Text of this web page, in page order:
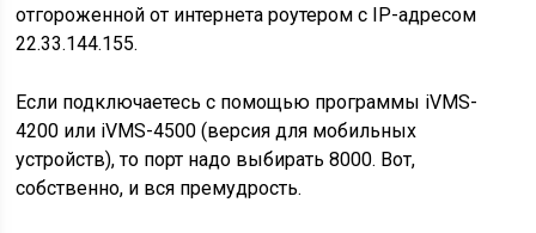
отгороженной от интернета роутером c IP-адресом
22.33.144.155.
Если подключаетесь с помощью программы iVMS-
4200 или iVMS-4500 (версия для мобильных
устройств), то порт надо выбирать 8000. Вот,
собственно, и вся премудрость.